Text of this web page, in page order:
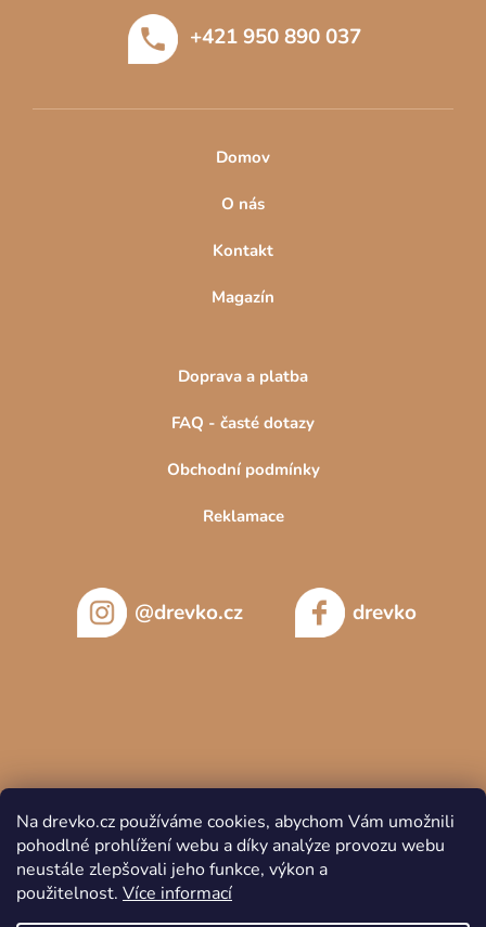
Na drevko.cz používáme cookies, abychom Vám umožnili
pohodlné prohlížení webu a díky analýze provozu webu
neustále zlepšovali jeho funkce, výkon a
použitelnost. Více informací
+421 950 890 037
Domov
O nás
Kontakt
Magazín
Doprava a platba
FAQ - časté dotazy
Obchodní podmínky
Reklamace
@drevko.cz drevko